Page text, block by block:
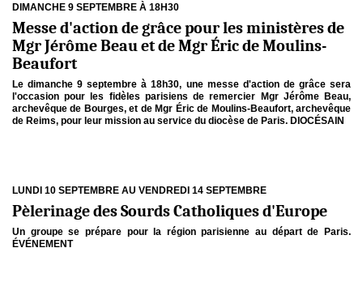
DIMANCHE 9 SEPTEMBRE À 18H30
Messe d'action de grâce pour les ministères de
Mgr Jérôme Beau et de Mgr Éric de Moulins-
Beaufort
Le dimanche 9 septembre à 18h30, une messe d'action de grâce sera
l'occasion pour les fidèles parisiens de remercier Mgr Jérôme Beau,
archevêque de Bourges, et de Mgr Éric de Moulins-Beaufort, archevêque
de Reims, pour leur mission au service du diocèse de Paris. DIOCÉSAIN
LUNDI 10 SEPTEMBRE AU VENDREDI 14 SEPTEMBRE
Pèlerinage des Sourds Catholiques d'Europe
Un groupe se prépare pour la région parisienne au départ de Paris.
ÉVÉNEMENT